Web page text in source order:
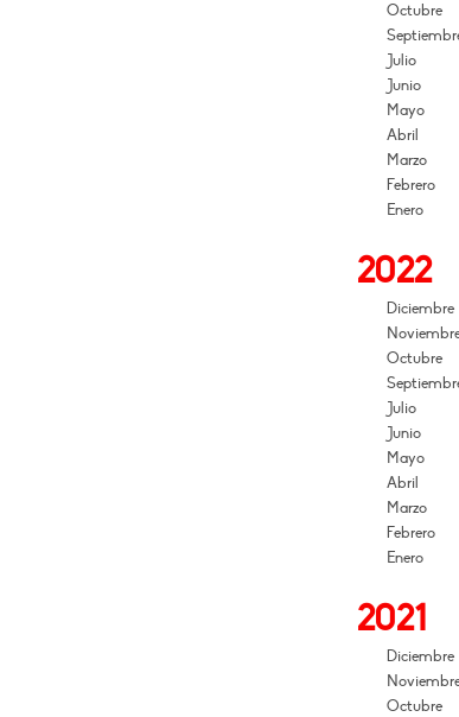
Octubre
Julio
Junio
Mayo
Abril
Marzo
Febrero
Enero
2022
Diciembre
Octubre
Julio
Junio
Mayo
Abril
Marzo
Febrero
Enero
2021
Diciembre
Octubre